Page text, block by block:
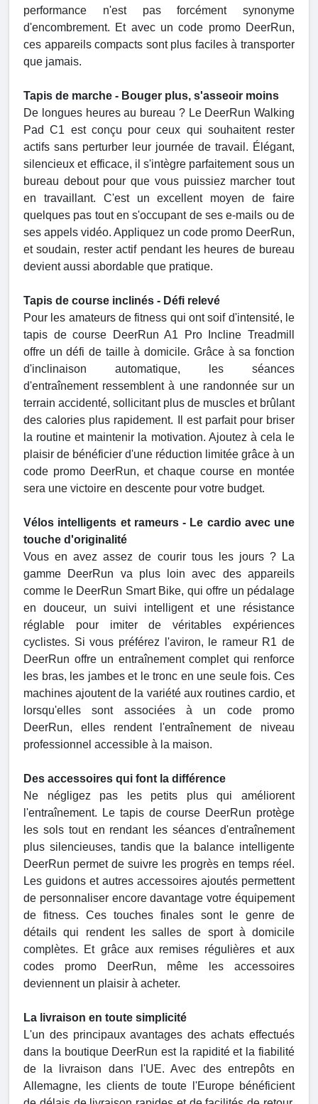
performance n'est pas forcément synonyme
d'encombrement. Et avec un code promo DeerRun,
ces appareils compacts sont plus faciles à transporter
que jamais.
Tapis de marche - Bouger plus, s'asseoir moins
De longues heures au bureau ? Le DeerRun Walking
Pad C1 est conçu pour ceux qui souhaitent rester
actifs sans perturber leur journée de travail. Élégant,
silencieux et efficace, il s'intègre parfaitement sous un
bureau debout pour que vous puissiez marcher tout
en travaillant. C'est un excellent moyen de faire
quelques pas tout en s'occupant de ses e-mails ou de
ses appels vidéo. Appliquez un code promo DeerRun,
et soudain, rester actif pendant les heures de bureau
devient aussi abordable que pratique.
Tapis de course inclinés - Défi relevé
Pour les amateurs de fitness qui ont soif d'intensité, le
tapis de course DeerRun A1 Pro Incline Treadmill
offre un défi de taille à domicile. Grâce à sa fonction
d'inclinaison automatique, les séances
d'entraînement ressemblent à une randonnée sur un
terrain accidenté, sollicitant plus de muscles et brûlant
des calories plus rapidement. Il est parfait pour briser
la routine et maintenir la motivation. Ajoutez à cela le
plaisir de bénéficier d'une réduction limitée grâce à un
code promo DeerRun, et chaque course en montée
sera une victoire en descente pour votre budget.
Vélos intelligents et rameurs - Le cardio avec une
touche d'originalité
Vous en avez assez de courir tous les jours ? La
gamme DeerRun va plus loin avec des appareils
comme le DeerRun Smart Bike, qui offre un pédalage
en douceur, un suivi intelligent et une résistance
réglable pour imiter de véritables expériences
cyclistes. Si vous préférez l'aviron, le rameur R1 de
DeerRun offre un entraînement complet qui renforce
les bras, les jambes et le tronc en une seule fois. Ces
machines ajoutent de la variété aux routines cardio, et
lorsqu'elles sont associées à un code promo
DeerRun, elles rendent l'entraînement de niveau
professionnel accessible à la maison.
Des accessoires qui font la différence
Ne négligez pas les petits plus qui améliorent
l'entraînement. Le tapis de course DeerRun protège
les sols tout en rendant les séances d'entraînement
plus silencieuses, tandis que la balance intelligente
DeerRun permet de suivre les progrès en temps réel.
Les guidons et autres accessoires ajoutés permettent
de personnaliser encore davantage votre équipement
de fitness. Ces touches finales sont le genre de
détails qui rendent les salles de sport à domicile
complètes. Et grâce aux remises régulières et aux
codes promo DeerRun, même les accessoires
deviennent un plaisir à acheter.
La livraison en toute simplicité
L'un des principaux avantages des achats effectués
dans la boutique DeerRun est la rapidité et la fiabilité
de la livraison dans l'UE. Avec des entrepôts en
Allemagne, les clients de toute l'Europe bénéficient